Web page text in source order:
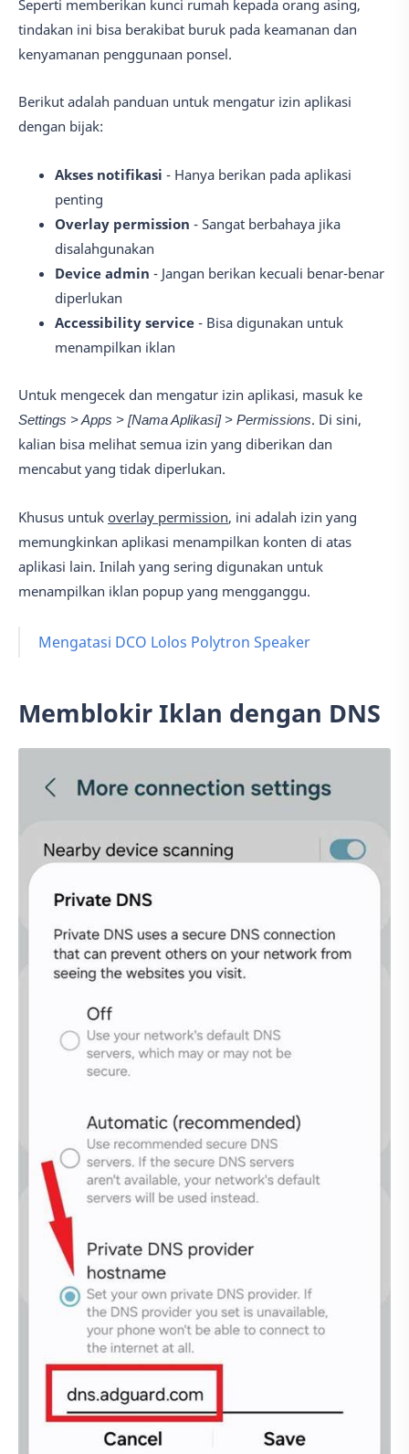
Seperti memberikan kunci rumah kepada orang asing,
tindakan ini bisa berakibat buruk pada keamanan dan
kenyamanan penggunaan ponsel.
Berikut adalah panduan untuk mengatur izin aplikasi
dengan bijak:
Akses notifikasi - Hanya berikan pada aplikasi
penting
Overlay permission - Sangat berbahaya jika
disalahgunakan
Device admin - Jangan berikan kecuali benar-benar
diperlukan
Accessibility service - Bisa digunakan untuk
menampilkan iklan
Untuk mengecek dan mengatur izin aplikasi, masuk ke
Settings > Apps > [Nama Aplikasi] > Permissions. Di sini,
kalian bisa melihat semua izin yang diberikan dan
mencabut yang tidak diperlukan.
Khusus untuk overlay permission, ini adalah izin yang
memungkinkan aplikasi menampilkan konten di atas
aplikasi lain. Inilah yang sering digunakan untuk
menampilkan iklan popup yang mengganggu.
Mengatasi DCO Lolos Polytron Speaker
Memblokir Iklan dengan DNS